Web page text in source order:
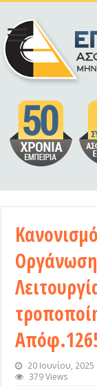
20 Ιουνίου, 2025
379 Views